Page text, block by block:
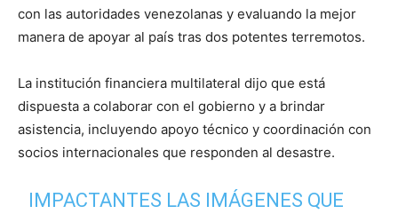
con las autoridades venezolanas y evaluando la mejor
manera de apoyar al país tras dos potentes terremotos.
La institución financiera multilateral dijo que está
dispuesta a colaborar con el gobierno y a brindar
asistencia, incluyendo apoyo técnico y coordinación con
socios internacionales que responden al desastre.
IMPACTANTES LAS IMÁGENES QUE